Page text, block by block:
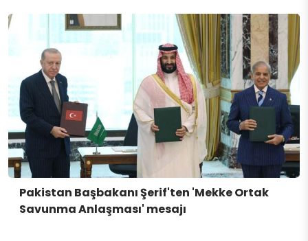
Pakistan Başbakanı Şerif'ten 'Mekke Ortak
Savunma Anlaşması' mesajı